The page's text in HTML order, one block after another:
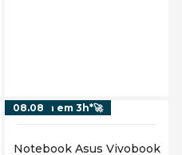
Receba em 3h*🚀
08.08
Notebook Asus Vivobook